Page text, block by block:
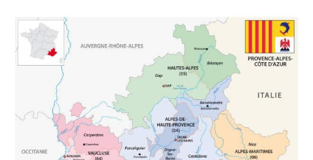
En direct de la section régionale Provence Alpes